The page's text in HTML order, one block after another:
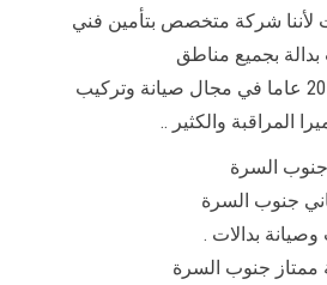
5 سنوات لأننا شركة متخصص بتأمين فني
بجميع مناطق
الكويت ونعمل على مدى 20 عاما في مجال صيانة وتركيب
المراقبة والكثير ..